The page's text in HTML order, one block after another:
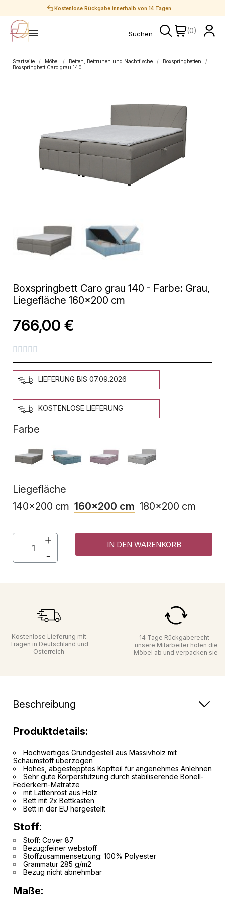
Sichere Zahlungen
(0)
Startseite Möbel Betten, Bettruhen und Nachttische
Boxspringbetten
Boxspringbett Caro grau 140
Boxspringbett Caro grau 140 - Farbe: Grau,
Liegefläche 160x200 cm
766,00 €
    
LIEFERUNG BIS 07.09.2026
KOSTENLOSE LIEFERUNG
Farbe
Liegefläche
140x200 cm 160x200 cm 180x200 cm
IN DEN WARENKORB
Kostenlose Lieferung mit
Tragen in Deutschland und
Österreich
14 Tage Rückgaberecht –
unsere Mitarbeiter holen die
Möbel ab und verpacken sie
Beschreibung
Produktdetails:
Hochwertiges Grundgestell aus Massivholz mit
Schaumstoff überzogen
Hohes, abgestepptes Kopfteil für angenehmes Anlehnen
Sehr gute Körperstützung durch stabiliserende Bonell-
Federkern-Matratze
mit Lattenrost aus Holz
Bett mit 2x Bettkasten
Bett in der EU hergestellt
Stoff:
Stoff: Cover 87
Bezug:feiner webstoff
Stoffzusammensetzung: 100% Polyester
Grammatur 285 g/m2
Bezug nicht abnehmbar
Maße: